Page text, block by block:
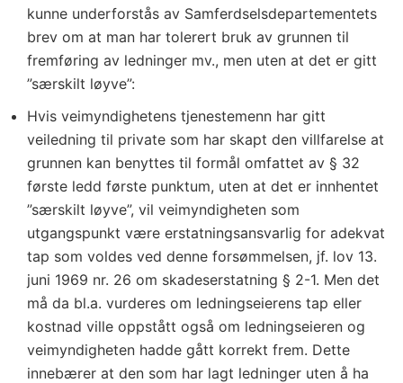
kunne underforstås av Samferdselsdepartementets
brev om at man har tolerert bruk av grunnen til
fremføring av ledninger mv., men uten at det er gitt
”særskilt løyve”:
Hvis veimyndighetens tjenestemenn har gitt
veiledning til private som har skapt den villfarelse at
grunnen kan benyttes til formål omfattet av § 32
første ledd første punktum, uten at det er innhentet
”særskilt løyve”, vil veimyndigheten som
utgangspunkt være erstatningsansvarlig for adekvat
tap som voldes ved denne forsømmelsen, jf. lov 13.
juni 1969 nr. 26 om skadeserstatning § 2-1. Men det
må da bl.a. vurderes om ledningseierens tap eller
kostnad ville oppstått også om ledningseieren og
veimyndigheten hadde gått korrekt frem. Dette
innebærer at den som har lagt ledninger uten å ha